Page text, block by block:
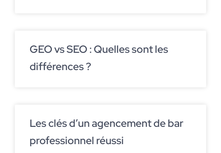
GEO vs SEO : Quelles sont les
différences ?
Les clés d’un agencement de bar
professionnel réussi